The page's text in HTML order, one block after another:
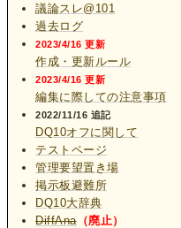
議論スレ@101
過去ログ
2023/4/16 更新
作成・更新ルール
2023/4/16 更新
編集に際しての注意事項
2022/11/16 追記
DQ10オフに関して
テストページ
管理要望置き場
掲示板避難所
DQ10大辞典
DiffAna（廃止）